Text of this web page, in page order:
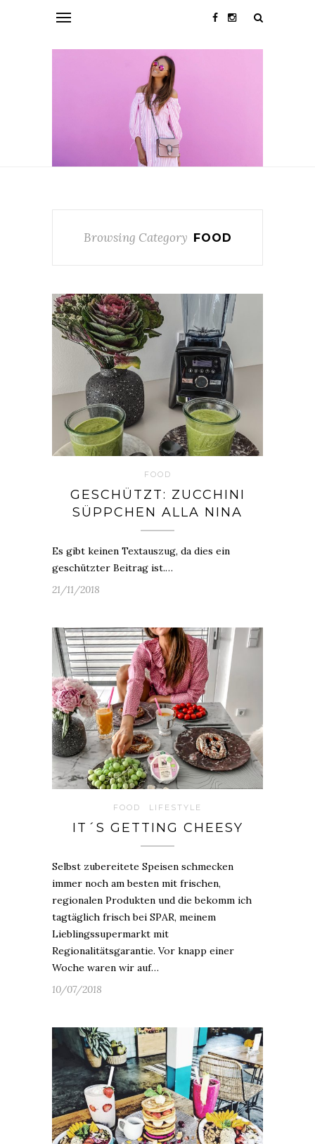
Browsing Category FOOD
FOOD
GESCHÜTZT: ZUCCHINI
SÜPPCHEN ALLA NINA
Es gibt keinen Textauszug, da dies ein
geschützter Beitrag ist.…
21/11/2018
FOOD LIFESTYLE
IT´S GETTING CHEESY
Selbst zubereitete Speisen schmecken
immer noch am besten mit frischen,
regionalen Produkten und die bekomm ich
tagtäglich frisch bei SPAR, meinem
Lieblingssupermarkt mit
Regionalitätsgarantie. Vor knapp einer
Woche waren wir auf…
10/07/2018